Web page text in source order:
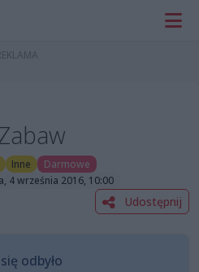
Inne
Darmowe
4 września 2016, 10:00
Udostępnij
odbyło